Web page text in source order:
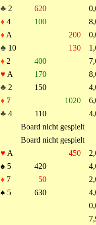
♣ 2 620
♦4 100
♦A 200
♣ 10 130
♦2 400
♥ A 170
♣ 2 150
♦7 1020
♣ 4 110
Board nicht gespielt
Board nicht gespielt
♥ A 450
♠ 5 420
♦7 50
♠ 5 630